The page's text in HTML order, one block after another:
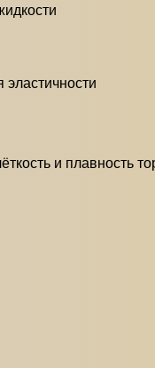
эластичности
и плавность